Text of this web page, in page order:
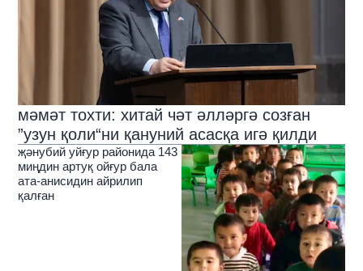
мәмәт тохти: хитай чәт әлләргә созған
”узун қоли“ни қануний асасқа игә қилди
җәнубий уйғур районида 143
миңдин артуқ ойғур бала
ата-анисидин айрилип
қалған